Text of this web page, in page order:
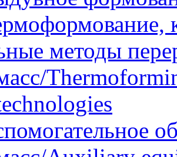
методы